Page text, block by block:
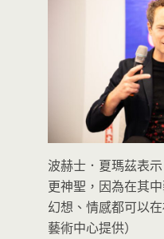
波赫士．夏瑪茲表
更神聖，因為在其
幻想、情感都可以
藝術中心提供）